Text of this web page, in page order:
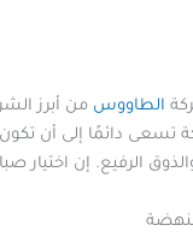
الطاووس من أبرز
تسعى دائمًا إلى أن
والذوق الرفيع. إن